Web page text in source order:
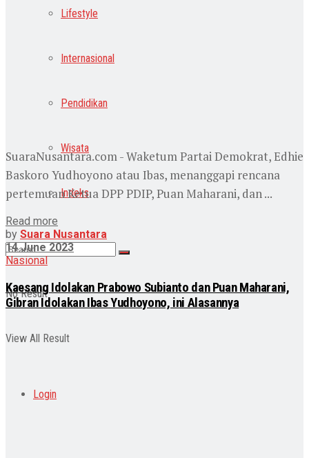
Lifestyle
Internasional
Pendidikan
Wisata
Indeks
No Result
View All Result
Login
SuaraNusantara.com - Waketum Partai Demokrat, Edhie
Baskoro Yudhoyono atau Ibas, menanggapi rencana
pertemuan Ketua DPP PDIP, Puan Maharani, dan ...
Read more
by Suara Nusantara
14 June 2023
Nasional
Kaesang Idolakan Prabowo Subianto dan Puan Maharani,
Gibran Idolakan Ibas Yudhoyono, ini Alasannya